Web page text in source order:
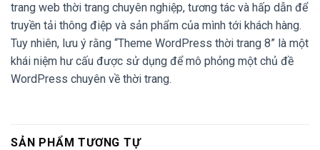
trang web thời trang chuyên nghiệp, tương tác và hấp dẫn để
truyền tải thông điệp và sản phẩm của mình tới khách hàng.
Tuy nhiên, lưu ý rằng “Theme WordPress thời trang 8” là một
khái niệm hư cấu được sử dụng để mô phỏng một chủ đề
WordPress chuyên về thời trang.
SẢN PHẨM TƯƠNG TỰ